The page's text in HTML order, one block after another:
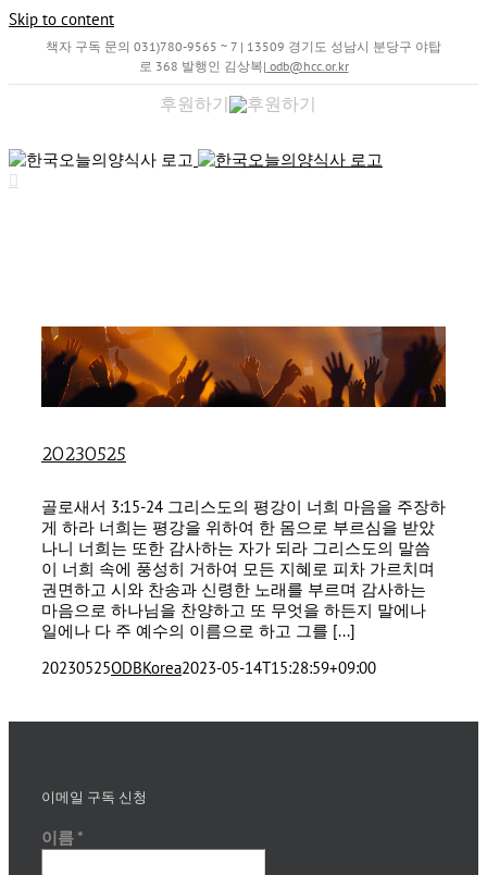
Skip to content
책자 구독 문의 031)780-9565 ~ 7 | 13509 경기도 성남시 분당구 야탑
로 368 발행인 김상복| odb@hcc.or.kr
후원하기
20230525
골로새서 3:15-24 그리스도의 평강이 너희 마음을 주장하
게 하라 너희는 평강을 위하여 한 몸으로 부르심을 받았
나니 너희는 또한 감사하는 자가 되라 그리스도의 말씀
이 너희 속에 풍성히 거하여 모든 지혜로 피차 가르치며
권면하고 시와 찬송과 신령한 노래를 부르며 감사하는
마음으로 하나님을 찬양하고 또 무엇을 하든지 말에나
일에나 다 주 예수의 이름으로 하고 그를 [...]
20230525ODBKorea2023-05-14T15:28:59+09:00
이메일 구독 신청
이름 *